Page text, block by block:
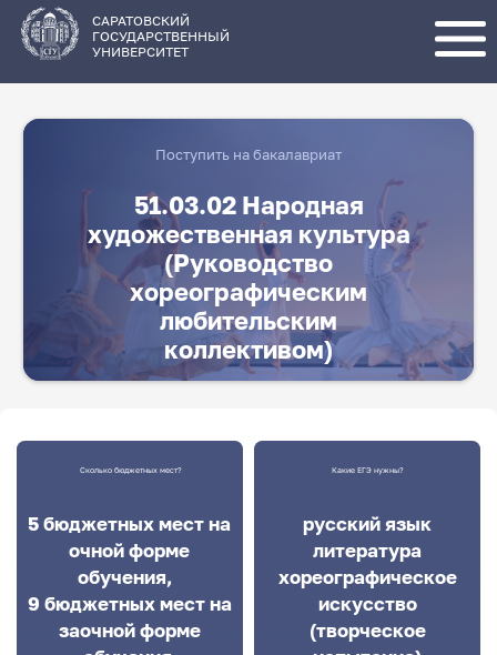
основному
содержанию
САРАТОВСКИЙ
ГОСУДАРСТВЕННЫЙ
УНИВЕРСИТЕТ
Поступить на бакалавриат
51.03.02 Народная
художественная культура
(Руководство
хореографическим
любительским
коллективом)
5 бюджетных мест на
очной форме
обучения,
9 бюджетных мест на
заочной форме
Сколько бюджетных мест?
русский язык
литература
хореографическое
искусство
(творческое
Какие ЕГЭ нужны?